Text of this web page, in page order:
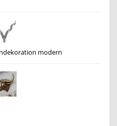
modern